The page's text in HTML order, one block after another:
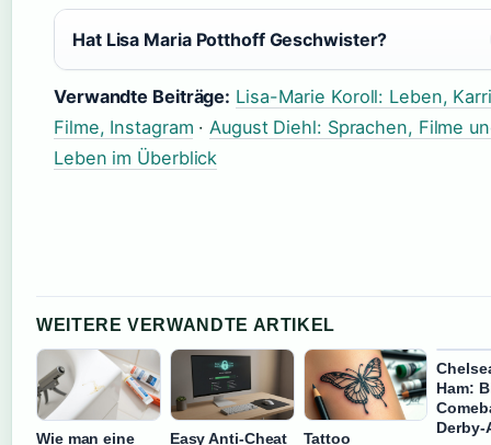
Hat Lisa Maria Potthoff Geschwister?
Verwandte Beiträge: Lisa-Marie Koroll: Leben,
Filme, Instagram ·August Diehl: Sprachen, Filme
Leben im Überblick
WEITERE VERWANDTE ARTIKEL
Wie man eine Easy Anti-Cheat Tattoo
Ham:
Derby-